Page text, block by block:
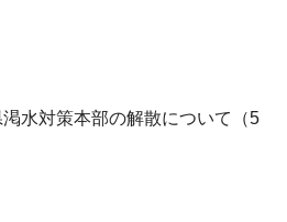
水対策本部の解散について（5